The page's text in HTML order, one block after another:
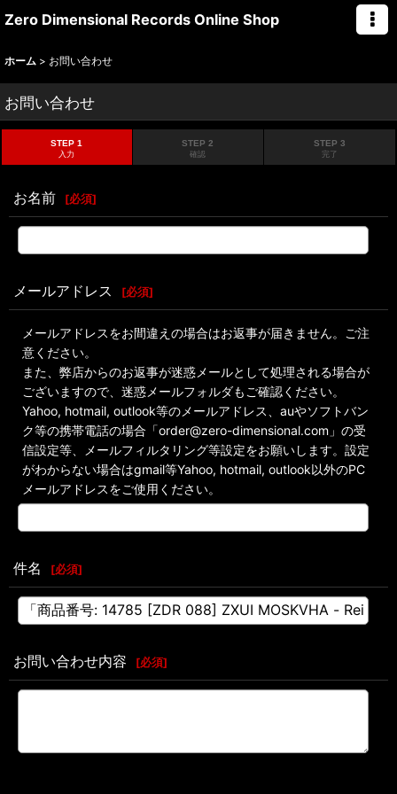
Zero Dimensional Records Online Shop
ホーム > お問い合わせ
お問い合わせ
STEP 1
入力
STEP 2
確認
STEP 3
完了
お名前 [必須]
メールアドレス [必須]
メールアドレスをお間違えの場合はお返事が届きません。ご注
意ください。
また、弊店からのお返事が迷惑メールとして処理される場合が
ございますので、迷惑メールフォルダもご確認ください。
Yahoo, hotmail, outlook等のメールアドレス、auやソフトバン
ク等の携帯電話の場合「order@zero-dimensional.com」の受
信設定等、メールフィルタリング等設定をお願いします。設定
がわからない場合はgmail等Yahoo, hotmail, outlook以外のPC
メールアドレスをご使用ください。
件名 [必須]
お問い合わせ内容 [必須]